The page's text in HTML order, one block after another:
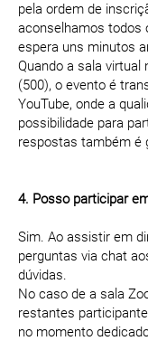
pela ordem de
aconselhamos todos
espera uns minutos
Quando a sala
(500), o evento é
YouTube, onde a
possibilidade para
respostas também é
4. Posso participar
Sim. Ao assistir em
perguntas via chat
dúvidas.
No caso de a sala
restantes
no momento